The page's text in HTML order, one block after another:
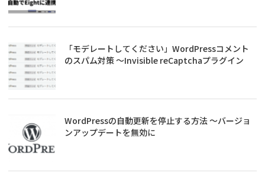
「モデレートしてください」WordPressコメント
のスパム対策 ～Invisible reCaptchaプラグイン
WordPressの自動更新を停止する方法 ～バージョ
ンアップデートを無効に